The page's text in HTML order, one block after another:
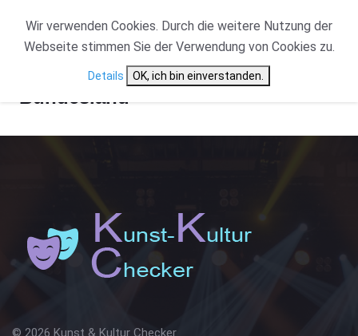
Bundesland
© 2026 Kunst & Kultur Checker
Wir verwenden Cookies. Durch die weitere Nutzung der
Webseite stimmen Sie der Verwendung von Cookies zu.
Details OK, ich bin einverstanden.